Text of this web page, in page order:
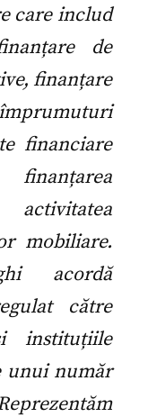
care includ
de
finanțare
financiare
mobiliare.
acordă
către
instituțiile
unui număr